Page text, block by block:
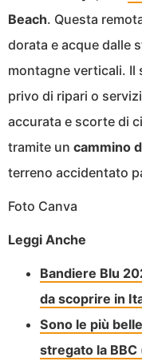
Beach. Questa
dorata e acque dalle
montagne verticali. Il
privo di ripari o
accurata e scorte di
tramite un cammino
terreno accidentato
Foto Canva
Leggi Anche
Bandiere Blu
da scoprire in
Sono le più
stregato la BBC